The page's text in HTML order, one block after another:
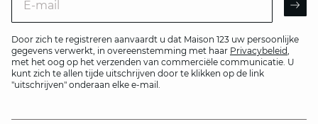
Door zich te registreren aanvaardt u dat Maison 123 uw persoonlijke
gegevens verwerkt, in overeenstemming met haar Privacybeleid,
met het oog op het verzenden van commerciële communicatie. U
kunt zich te allen tijde uitschrijven door te klikken op de link
"uitschrijven" onderaan elke e-mail.